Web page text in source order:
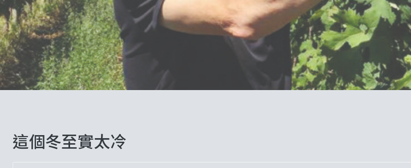
這個冬至實太冷